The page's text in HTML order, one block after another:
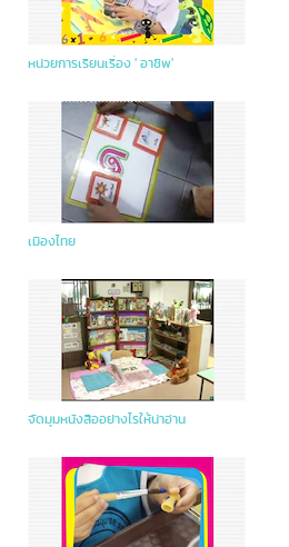
หน่วยการเรียนเรื่อง ' อาชีพ'
เมืองไทย
จัดมุมหนังสืออย่างไรให้น่าอ่าน